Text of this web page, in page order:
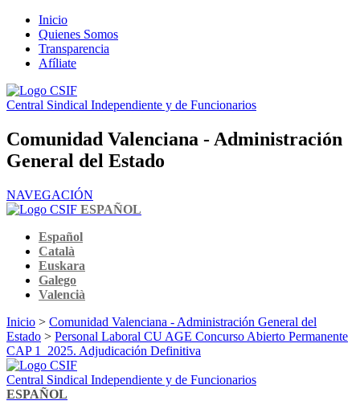
Inicio
Quienes Somos
Transparencia
Afíliate
Central Sindical Independiente y de Funcionarios
Comunidad Valenciana - Administración
General del Estado
NAVEGACIÓN
ESPAÑOL
Español
Català
Euskara
Galego
Valencià
Inicio > Comunidad Valenciana - Administración General del
Estado > Personal Laboral CU AGE Concurso Abierto Permanente
CAP 1_2025. Adjudicación Definitiva
Central Sindical Independiente y de Funcionarios
ESPAÑOL